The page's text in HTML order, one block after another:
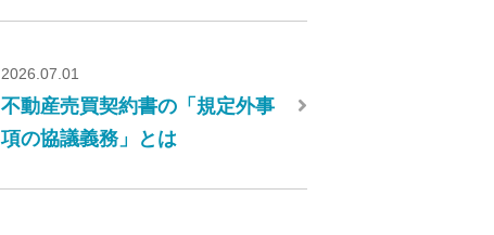
2026.07.01
不動産売買契約書の「規定外事
項の協議義務」とは